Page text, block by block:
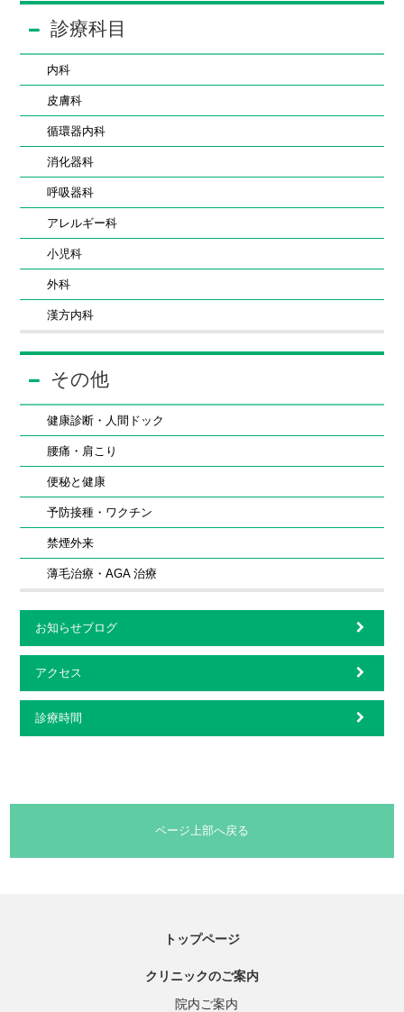
診療科目
内科
皮膚科
循環器内科
消化器科
呼吸器科
アレルギー科
小児科
外科
漢方内科
その他
健康診断・人間ドック
腰痛・肩こり
便秘と健康
予防接種・ワクチン
禁煙外来
薄毛治療・AGA 治療
お知らせブログ
アクセス
診療時間
ページ上部へ戻る
トップページ
クリニックのご案内
院内ご案内